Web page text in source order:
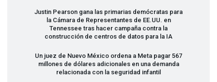
Justin Pearson gana las primarias demócratas para
la Cámara de Representantes de EE.UU. en
Tennessee tras hacer campaña contra la
construcción de centros de datos para la IA
Un juez de Nuevo México ordena a Meta pagar 567
millones de dólares adicionales en una demanda
relacionada con la seguridad infantil